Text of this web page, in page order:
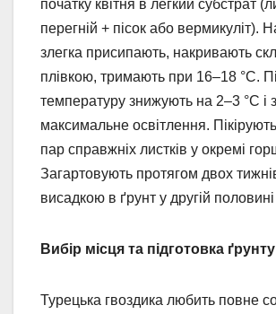
початку квітня в легкий субстрат
перегній + пісок або вермикуліт).
злегка присипають, накривають
плівкою, тримають при 16–18 °C.
температуру знижують на 2–3 °C і
максимальне освітлення.
пар справжніх листків у окремі
Загартовують протягом двох
висадкою в ґрунт у другій
Вибір місця та підготовка ґрунту
Турецька гвоздика любить повне